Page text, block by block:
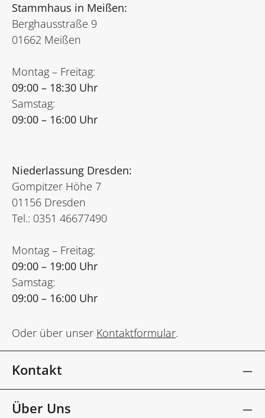
Stammhaus in Meißen:
Berghausstraße 9
01662 Meißen
Montag – Freitag:
09:00 – 18:30 Uhr
Samstag:
09:00 – 16:00 Uhr
Niederlassung Dresden:
Gompitzer Höhe 7
01156 Dresden
Tel.: 0351 46677490
Montag – Freitag:
09:00 – 19:00 Uhr
Samstag:
09:00 – 16:00 Uhr
Oder über unser Kontaktformular.
Kontakt
Über Uns